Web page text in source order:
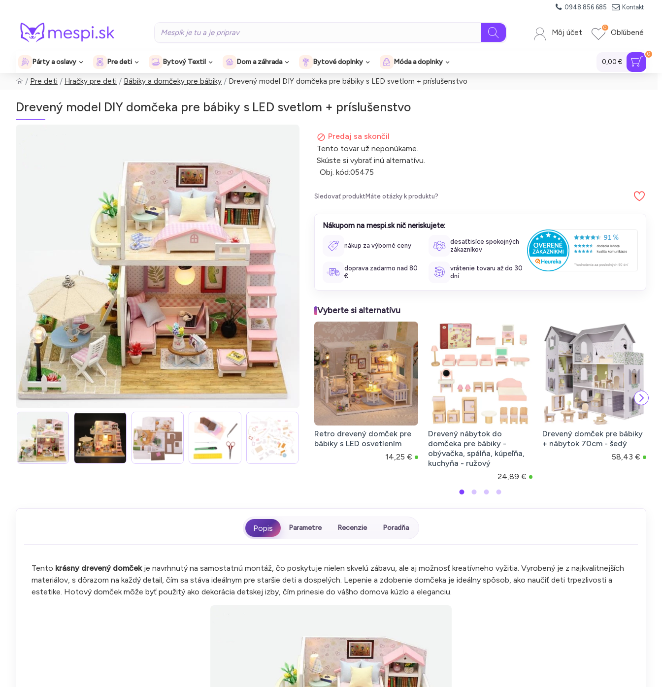
0948 856 685 Kontakt
Môj účet Obľúbené
0
Párty a oslavy Pre deti Bytový Textil Dom a záhrada Bytové doplnky Móda a doplnky 0,00 €
0
Pre deti Hračky pre deti Bábiky a domčeky pre bábiky Drevený model DIY domčeka pre bábiky s LED svetlom + príslušenstvo
Drevený model DIY domčeka pre bábiky s LED svetlom + príslušenstvo
Predaj sa skončil
Tento tovar už neponúkame.
Skúste si vybrať inú alternatívu.
Obj. kód:05475
Sledovať produkt Máte otázky k produktu?
Nákupom na mespi.sk nič neriskujete:
nákup za výborné ceny
desaťtisíce spokojných
zákazníkov
doprava zadarmo nad 80
€
vrátenie tovaru až do 30
dní
Vyberte si alternatívu
Retro drevený domček pre
bábiky s LED osvetlením
14,25 €
Drevený nábytok do
domčeka pre bábiky -
obývačka, spálňa, kúpeľňa,
kuchyňa - ružový
24,89 €
Drevený domček pre bábiky
+ nábytok 70cm - šedý
58,43 €
Parametre Recenzie Poradňa
Tento krásny drevený domčekje navrhnutý na samostatnú montáž, čo poskytuje nielen skvelú zábavu, ale aj možnosť kreatívneho vyžitia. Vyrobený je z najkvalitnejších
materiálov, s dôrazom na každý detail, čím sa stáva ideálnym pre staršie deti a dospelých. Lepenie a zdobenie domčeka je ideálny spôsob, ako naučiť deti trpezlivosti a
estetike. Hotový domček môže byť použitý ako dekorácia detskej izby, čím prinesie do vášho domova kúzlo a eleganciu.